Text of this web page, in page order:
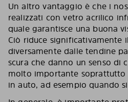
Un altro vantaggio è che i
realizzati con vetro acrilico
quale garantisce una buona
Ciò riduce significativamente
diversamente dalle tendine
scura che danno un senso di
molto importante
in auto, ad esempio quando